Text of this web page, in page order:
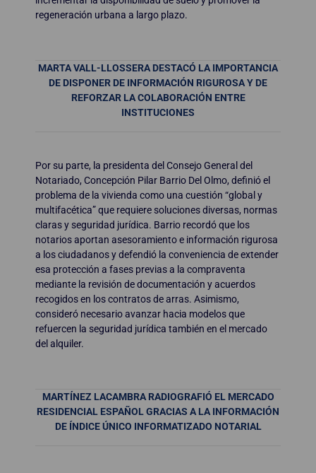
regeneración urbana a largo plazo.
MARTA VALL-LLOSSERA DESTACÓ LA IMPORTANCIA
DE DISPONER DE INFORMACIÓN RIGUROSA Y DE
REFORZAR LA COLABORACIÓN ENTRE
INSTITUCIONES
Por su parte, la presidenta del Consejo General del
Notariado, Concepción Pilar Barrio Del Olmo, definió el
problema de la vivienda como una cuestión “global y
multifacética” que requiere soluciones diversas, normas
claras y seguridad jurídica. Barrio recordó que los
notarios aportan asesoramiento e información rigurosa
a los ciudadanos y defendió la conveniencia de extender
esa protección a fases previas a la compraventa
mediante la revisión de documentación y acuerdos
recogidos en los contratos de arras. Asimismo,
consideró necesario avanzar hacia modelos que
refuercen la seguridad jurídica también en el mercado
del alquiler.
MARTÍNEZ LACAMBRA RADIOGRAFIÓ EL MERCADO
RESIDENCIAL ESPAÑOL GRACIAS A LA INFORMACIÓN
DE ÍNDICE ÚNICO INFORMATIZADO NOTARIAL